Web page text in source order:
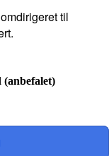
til
(anbefalet)